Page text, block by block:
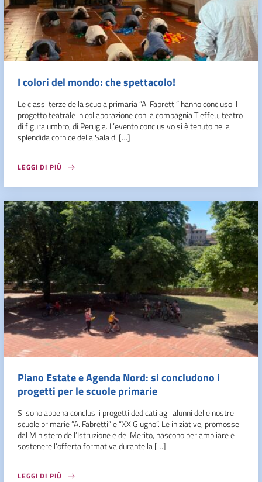
I colori del mondo: che spettacolo!
Le classi terze della scuola primaria “A. Fabretti” hanno concluso il
progetto teatrale in collaborazione con la compagnia Tieffeu, teatro
di figura umbro, di Perugia. L’evento conclusivo si è tenuto nella
splendida cornice della Sala di […]
LEGGI DI PIÙ
Piano Estate e Agenda Nord: si concludono i
progetti per le scuole primarie
Si sono appena conclusi i progetti dedicati agli alunni delle nostre
scuole primarie ”A. Fabretti” e “XX Giugno”. Le iniziative, promosse
dal Ministero dell’Istruzione e del Merito, nascono per ampliare e
sostenere l’offerta formativa durante la […]
LEGGI DI PIÙ